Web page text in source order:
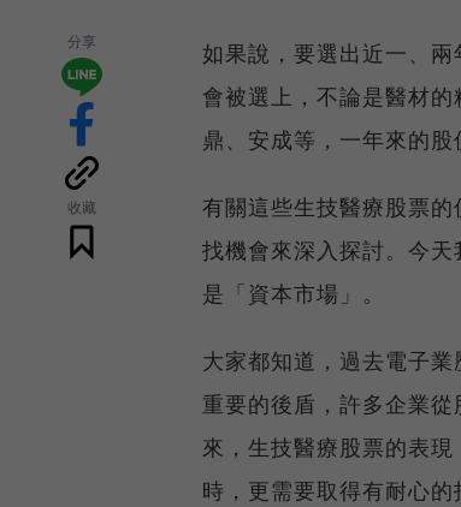
分享
收藏
如果說，要選出近一、
會被選上，不論是醫材
鼎、安成等，一年來的股
有關這些生技醫療股票
找機會來深入探討。今
是「資本市場」。
大家都知道，過去電子
重要的後盾，許多企業
來，生技醫療股票的表
時，更需要取得有耐心的